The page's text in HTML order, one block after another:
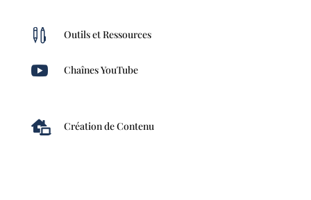
 Outils et Ressources
 Chaînes YouTube
 Création de Contenu